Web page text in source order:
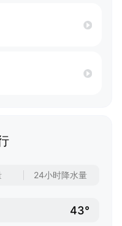
24小时降水量
43°